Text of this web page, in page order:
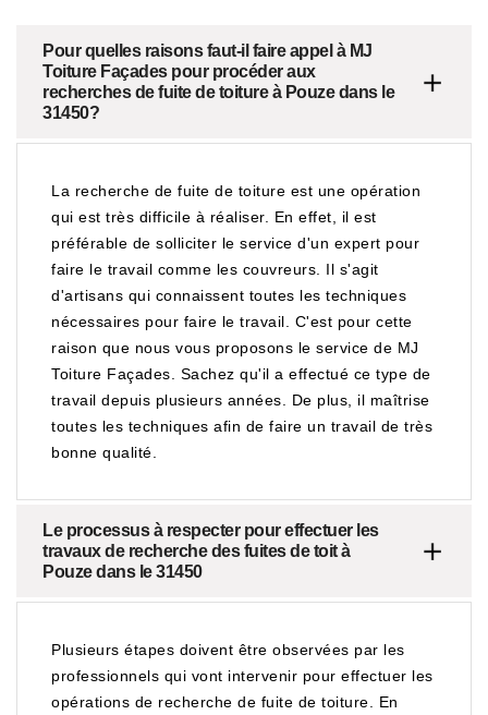
Pour quelles raisons faut-il faire appel à MJ
Toiture Façades pour procéder aux
recherches de fuite de toiture à Pouze dans le
31450?
La recherche de fuite de toiture est une opération
qui est très difficile à réaliser. En effet, il est
préférable de solliciter le service d'un expert pour
faire le travail comme les couvreurs. Il s'agit
d'artisans qui connaissent toutes les techniques
nécessaires pour faire le travail. C'est pour cette
raison que nous vous proposons le service de MJ
Toiture Façades. Sachez qu'il a effectué ce type de
travail depuis plusieurs années. De plus, il maîtrise
toutes les techniques afin de faire un travail de très
bonne qualité.
Le processus à respecter pour effectuer les
travaux de recherche des fuites de toit à
Pouze dans le 31450
Plusieurs étapes doivent être observées par les
professionnels qui vont intervenir pour effectuer les
opérations de recherche de fuite de toiture. En